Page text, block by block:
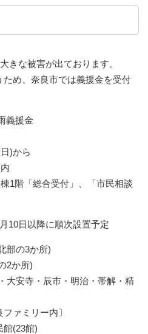
きな被害が出ております。
め、奈良市では義援金を受付
義援金
)から
1階「総合受付」、「市民相談
10日以降に順次設置予定
部の3か所)
2か所)
大安寺・辰市・明治・帯解・精
ァミリー内〕
館(23館)